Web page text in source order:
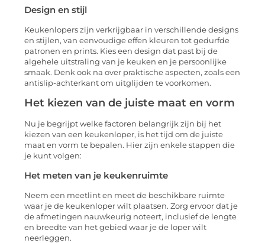
Design en stijl
Keukenlopers zijn verkrijgbaar in verschillende designs
en stijlen, van eenvoudige effen kleuren tot gedurfde
patronen en prints. Kies een design dat past bij de
algehele uitstraling van je keuken en je persoonlijke
smaak. Denk ook na over praktische aspecten, zoals een
antislip-achterkant om uitglijden te voorkomen.
Het kiezen van de juiste maat en vorm
Nu je begrijpt welke factoren belangrijk zijn bij het
kiezen van een keukenloper, is het tijd om de juiste
maat en vorm te bepalen. Hier zijn enkele stappen die
je kunt volgen:
Het meten van je keukenruimte
Neem een meetlint en meet de beschikbare ruimte
waar je de keukenloper wilt plaatsen. Zorg ervoor dat je
de afmetingen nauwkeurig noteert, inclusief de lengte
en breedte van het gebied waar je de loper wilt
neerleggen.